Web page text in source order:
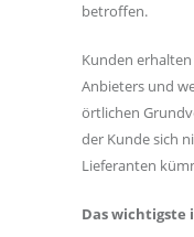
betroffen.
Kunden
Anbieters und
örtlichen
der Kunde sich
Lieferanten
Das wichtigste